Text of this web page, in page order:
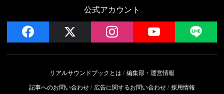
公式アカウント
facebook instagram YouTube
リアルサウンドブックとは
編集部・運営情報
記事へのお問い合わせ
広告に関するお問い合わせ 採用情報